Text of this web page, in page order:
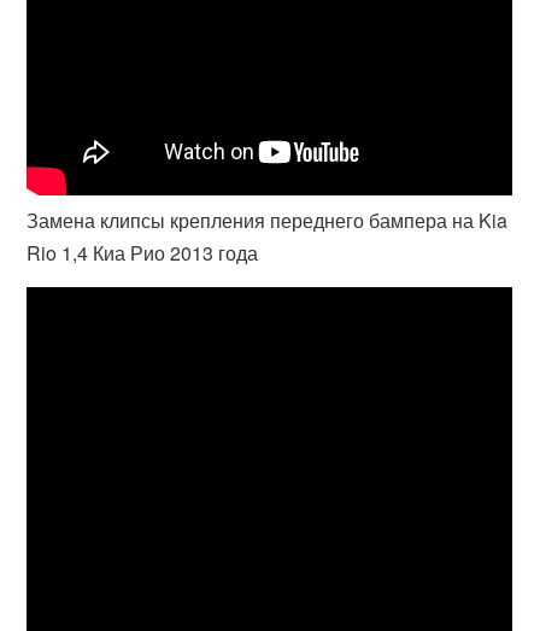
Замена клипсы крепления переднего бампера на Kia
Rio 1,4 Киа Рио 2013 года